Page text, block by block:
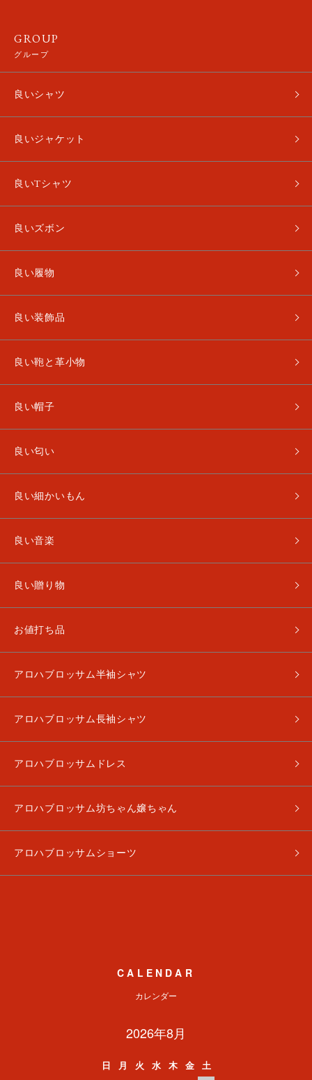
GROUP
グループ
良いシャツ
良いジャケット
良いTシャツ
良いズボン
良い履物
良い装飾品
良い鞄と革小物
良い帽子
良い匂い
良い細かいもん
良い音楽
良い贈り物
お値打ち品
アロハブロッサム半袖シャツ
アロハブロッサム長袖シャツ
アロハブロッサムドレス
アロハブロッサム坊ちゃん嬢ちゃん
アロハブロッサムショーツ
CALENDAR
カレンダー
2026年8月
日 月 火 水 木 金
土